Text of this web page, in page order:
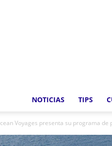
NOTICIAS TIPS
Voyages presenta su programa de